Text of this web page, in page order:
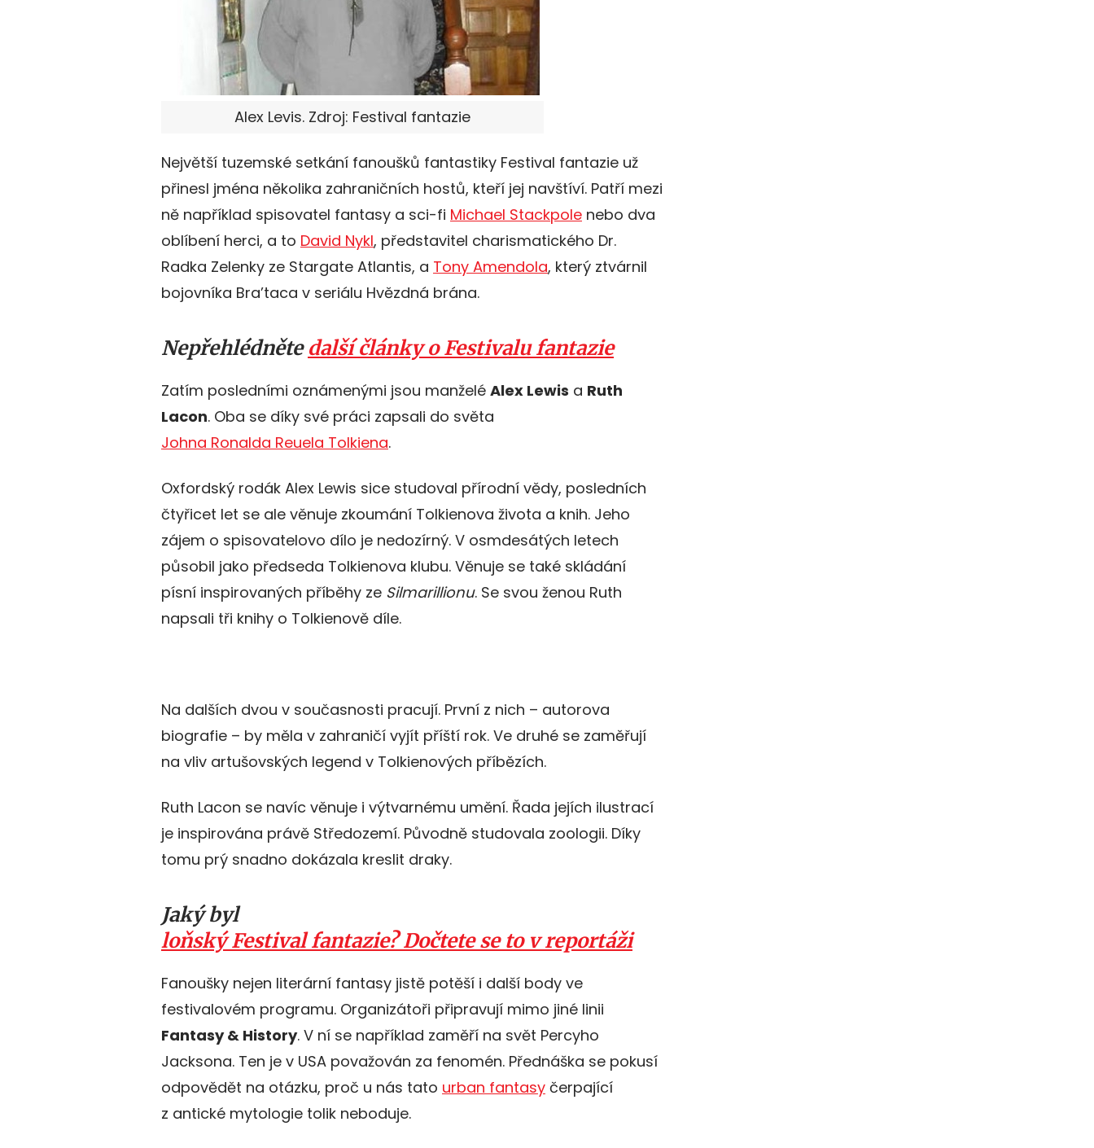
Alex Levis. Zdroj: Festival fantazie
Největší tuzemské setkání fanoušků fantastiky Festival fantazie už
přinesl jména několika zahraničních hostů, kteří jej navštíví. Patří mezi
ně například spisovatel fantasy a sci-fi Michael Stackpole nebo dva
oblíbení herci, a to David Nykl, představitel charismatického Dr.
Radka Zelenky ze Stargate Atlantis, a Tony Amendola, který ztvárnil
bojovníka Bra’taca v seriálu Hvězdná brána.
Nepřehlédnětedalší články o Festivalu fantazie
Zatím posledními oznámenými jsou manželé Alex Lewis a Ruth
Lacon. Oba se díky své práci zapsali do světa
Johna Ronalda Reuela Tolkiena.
Oxfordský rodák Alex Lewis sice studoval přírodní vědy, posledních
čtyřicet let se ale věnuje zkoumání Tolkienova života a knih. Jeho
zájem o spisovatelovo dílo je nedozírný. V osmdesátých letech
působil jako předseda Tolkienova klubu. Věnuje se také skládání
písní inspirovaných příběhy ze Silmarillionu. Se svou ženou Ruth
napsali tři knihy o Tolkienově díle.
Na dalších dvou v současnosti pracují. První z nich – autorova
biografie – by měla v zahraničí vyjít příští rok. Ve druhé se zaměřují
na vliv artušovských legend v Tolkienových příbězích.
Ruth Lacon se navíc věnuje i výtvarnému umění. Řada jejích ilustrací
je inspirována právě Středozemí. Původně studovala zoologii. Díky
tomu prý snadno dokázala kreslit draky.
Jaký byl
loňský Festival fantazie? Dočtete se to v reportáži
Fanoušky nejen literární fantasy jistě potěší i další body ve
festivalovém programu. Organizátoři připravují mimo jiné linii
Fantasy & History. V ní se například zaměří na svět Percyho
Jacksona. Ten je v USA považován za fenomén. Přednáška se pokusí
odpovědět na otázku, proč u nás tato urban fantasy čerpající
z antické mytologie tolik neboduje.